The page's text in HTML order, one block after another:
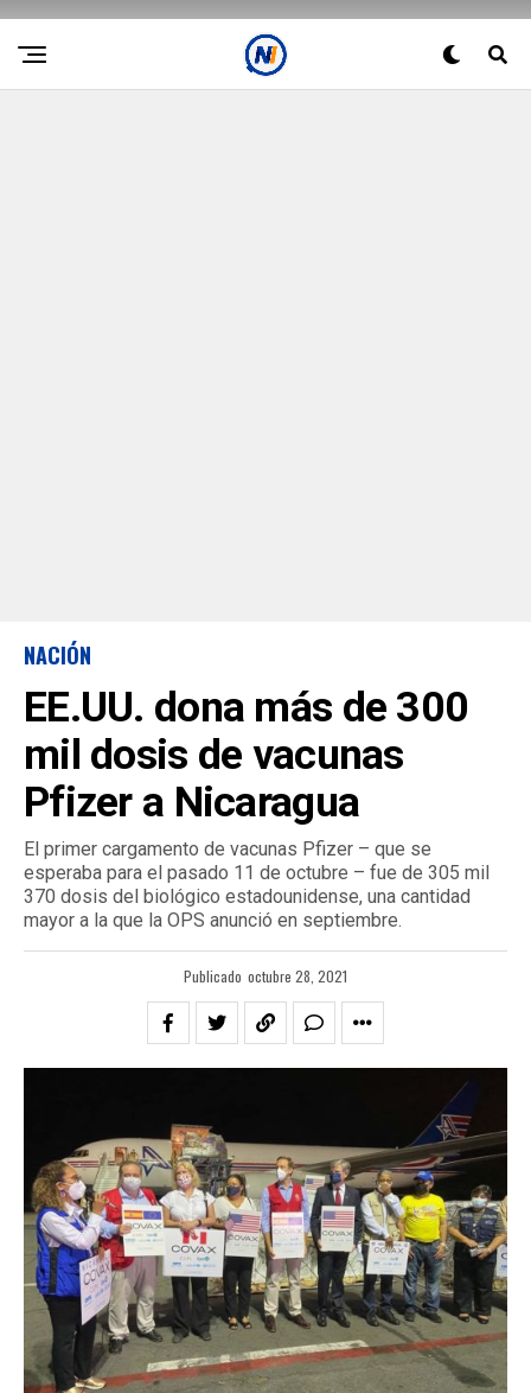
NACIÓN
EE.UU. dona más de 300
mil dosis de vacunas
Pfizer a Nicaragua
El primer cargamento de vacunas Pfizer – que se
esperaba para el pasado 11 de octubre – fue de 305 mil
370 dosis del biológico estadounidense, una cantidad
mayor a la que la OPS anunció en septiembre.
Publicado octubre 28, 2021